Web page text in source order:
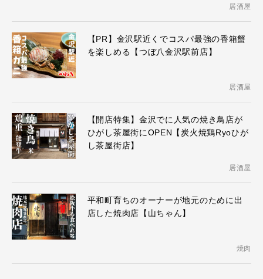
居酒屋
【PR】金沢駅近くでコスパ最強の香箱蟹
を楽しめる【つぼ八金沢駅前店】
居酒屋
【開店特集】金沢でに人気の焼き鳥店が
ひがし茶屋街にOPEN【炭火焼鶏Ryoひが
し茶屋街店】
居酒屋
平和町育ちのオーナーが地元のために出
店した焼肉店【山ちゃん】
焼肉